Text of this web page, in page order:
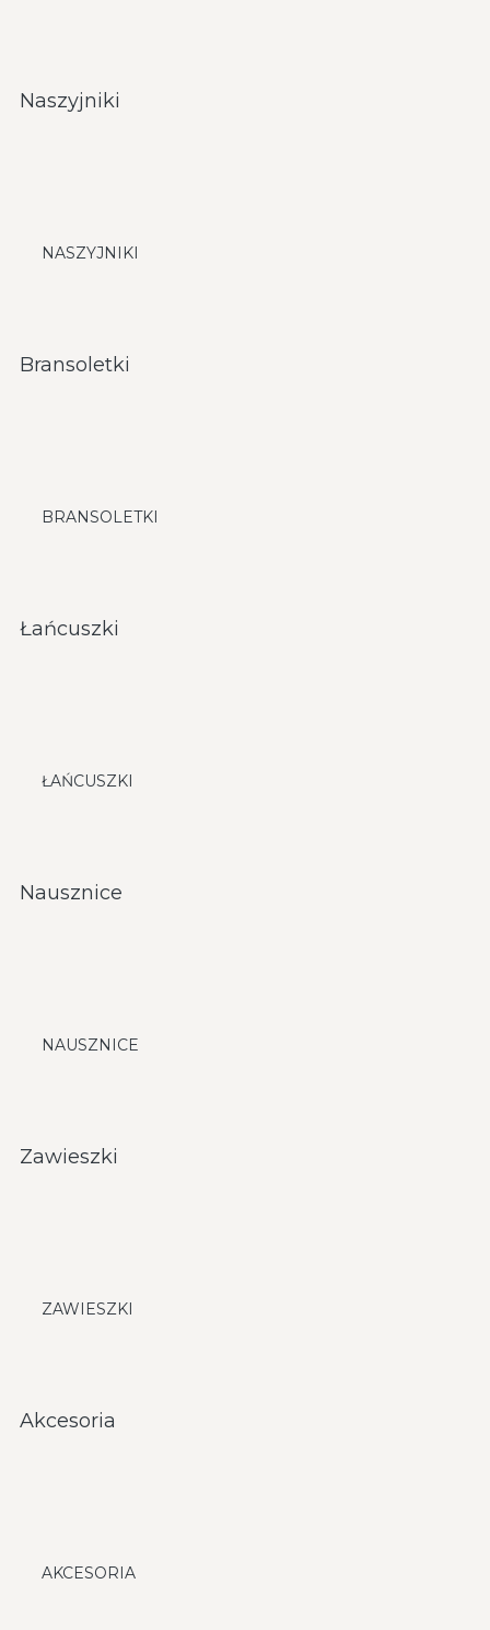
Naszyjniki
NASZYJNIKI
Bransoletki
BRANSOLETKI
Łańcuszki
ŁAŃCUSZKI
Nausznice
NAUSZNICE
Zawieszki
ZAWIESZKI
Akcesoria
AKCESORIA